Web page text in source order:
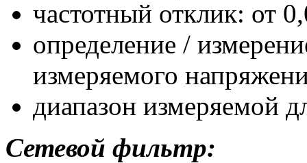
частотный отклик: от
определение /
измеряемого
диапазон измеряемой
Сетевой фильтр: